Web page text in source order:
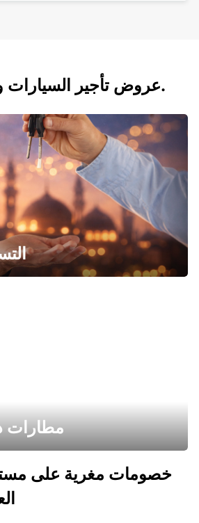
عروض تأجير السيارات والحافلات اليوم.
مطارات
خصومات مغرية على